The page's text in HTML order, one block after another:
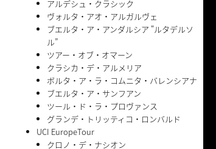
アルデシュ・クラシック
ヴォルタ・アオ・アルガルヴェ
ブエルタ・ア・アンダルシア "ルタデルソ
ル”
ツアー・オブ・オマーン
クラシカ・デ・アルメリア
ボルタ・ア・ラ・コムニタ・バレンシアナ
ブエルタ・ア・サンフアン
ツール・ド・ラ・プロヴァンス
グランデ・トリッティコ・ロンバルド
UCI EuropeTour
クロノ・デ・ナシオン